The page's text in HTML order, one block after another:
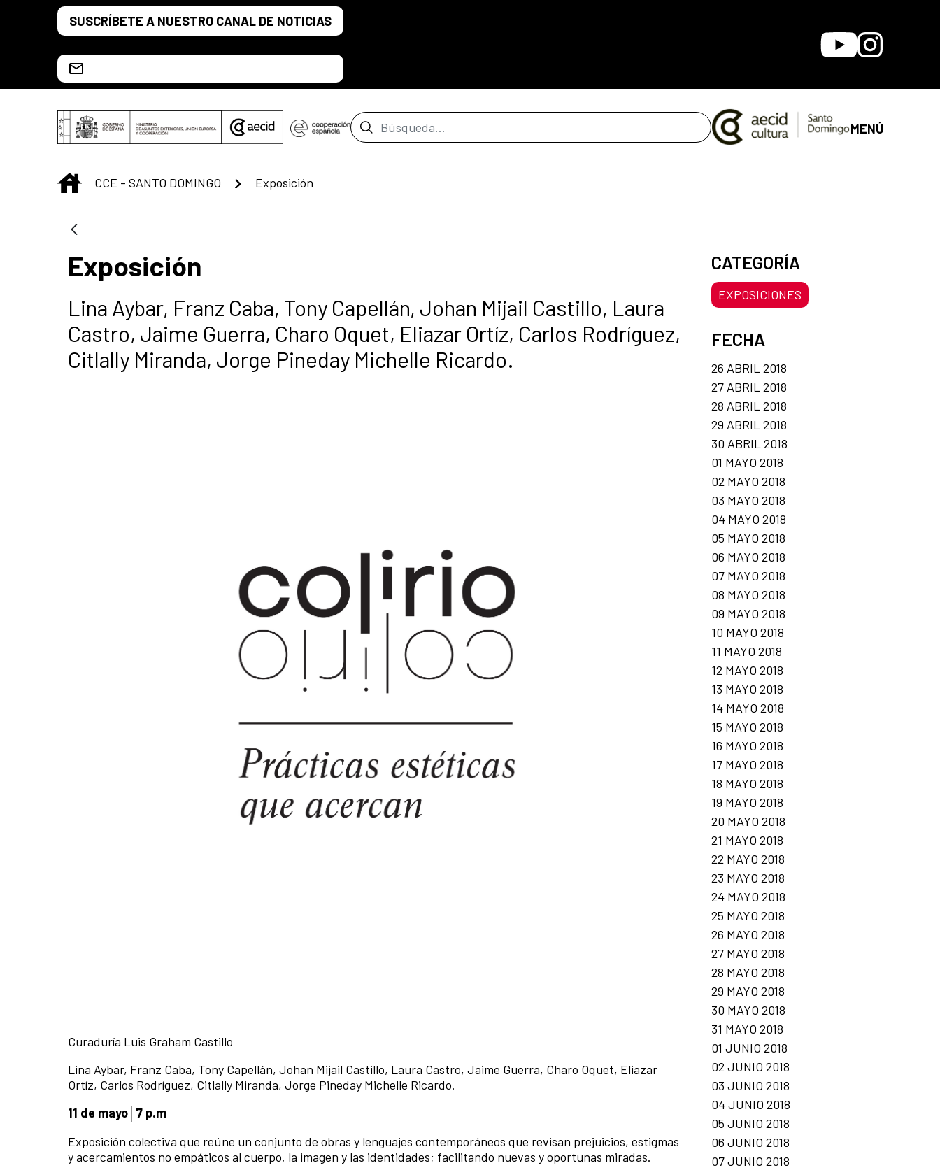
Saltar al contenido principal
SUSCRÍBETE A NUESTRO CANAL DE NOTICIAS
YoutubeInstagram
Barra de búsqueda MENÚ
INICIO
CCE - SANTO DOMINGO Exposición
Exposición
Lina Aybar, Franz Caba, Tony Capellán, Johan Mijail Castillo, Laura
Castro, Jaime Guerra, Charo Oquet, Eliazar Ortíz, Carlos Rodríguez,
Citlally Miranda, Jorge Pineday Michelle Ricardo.
Curaduría Luis Graham Castillo
Lina Aybar, Franz Caba, Tony Capellán, Johan Mijail Castillo, Laura Castro, Jaime Guerra, Charo Oquet, Eliazar
Ortíz, Carlos Rodríguez, Citlally Miranda, Jorge Pineday Michelle Ricardo.
11 de mayo│7 p.m
Exposición colectiva que reúne un conjunto de obras y lenguajes contemporáneos que revisan prejuicios, estigmas
y acercamientos no empáticos al cuerpo, la imagen y las identidades; facilitando nuevas y oportunas miradas.
CATEGORÍA
EXPOSICIONES
FECHA
26 ABRIL 2018
27 ABRIL 2018
28 ABRIL 2018
29 ABRIL 2018
30 ABRIL 2018
01 MAYO 2018
02 MAYO 2018
03 MAYO 2018
04 MAYO 2018
05 MAYO 2018
06 MAYO 2018
07 MAYO 2018
08 MAYO 2018
09 MAYO 2018
10 MAYO 2018
11 MAYO 2018
12 MAYO 2018
13 MAYO 2018
14 MAYO 2018
15 MAYO 2018
16 MAYO 2018
17 MAYO 2018
18 MAYO 2018
19 MAYO 2018
20 MAYO 2018
21 MAYO 2018
22 MAYO 2018
23 MAYO 2018
24 MAYO 2018
25 MAYO 2018
26 MAYO 2018
27 MAYO 2018
28 MAYO 2018
29 MAYO 2018
30 MAYO 2018
31 MAYO 2018
01 JUNIO 2018
02 JUNIO 2018
03 JUNIO 2018
04 JUNIO 2018
05 JUNIO 2018
06 JUNIO 2018
07 JUNIO 2018